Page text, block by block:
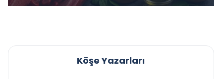
Köşe Yazarları